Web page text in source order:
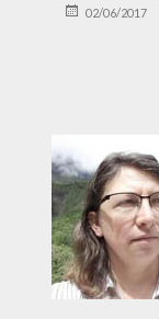
PUBLIÉ02/06/2017